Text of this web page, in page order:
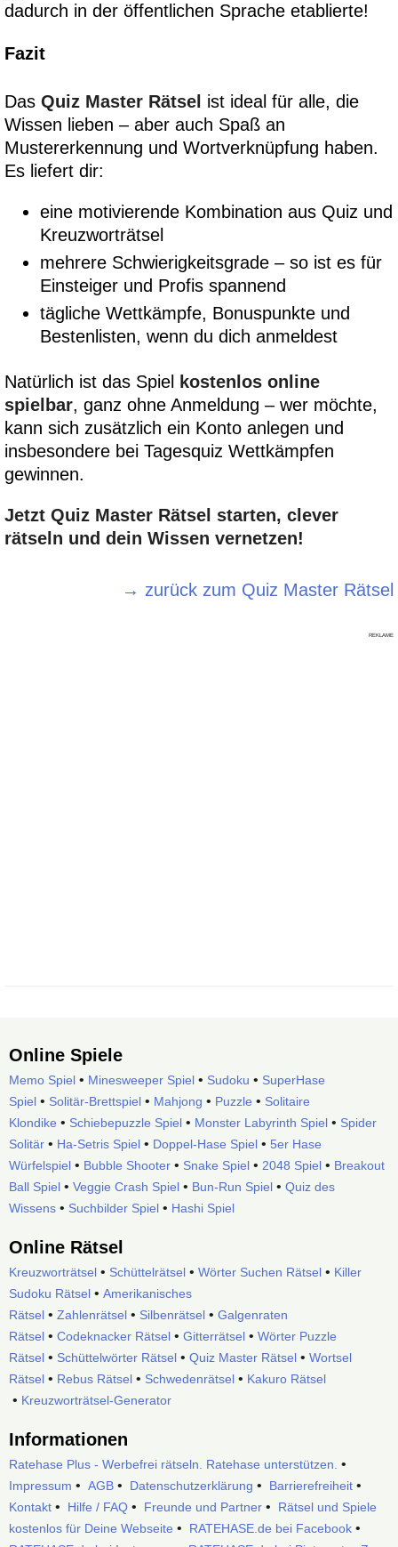
dadurch in der öffentlichen Sprache etablierte!
Fazit
Das Quiz Master Rätsel ist ideal für alle, die
Wissen lieben – aber auch Spaß an
Mustererkennung und Wortverknüpfung haben.
Es liefert dir:
eine motivierende Kombination aus Quiz und
Kreuzworträtsel
mehrere Schwierigkeitsgrade – so ist es für
Einsteiger und Profis spannend
tägliche Wettkämpfe, Bonuspunkte und
Bestenlisten, wenn du dich anmeldest
Natürlich ist das Spiel kostenlos online
spielbar, ganz ohne Anmeldung – wer möchte,
kann sich zusätzlich ein Konto anlegen und
insbesondere bei Tagesquiz Wettkämpfen
gewinnen.
Jetzt Quiz Master Rätsel starten, clever
rätseln und dein Wissen vernetzen!
→ zurück zum Quiz Master Rätsel
REKLAME
Online Spiele
Memo Spiel • Minesweeper Spiel • Sudoku • SuperHase
Spiel • Solitär-Brettspiel • Mahjong • Puzzle • Solitaire
Klondike • Schiebepuzzle Spiel • Monster Labyrinth Spiel • Spider
Solitär • Ha-Setris Spiel • Doppel-Hase Spiel • 5er Hase
Würfelspiel • Bubble Shooter • Snake Spiel • 2048 Spiel • Breakout
Ball Spiel • Veggie Crash Spiel • Bun-Run Spiel • Quiz des
Wissens • Suchbilder Spiel • Hashi Spiel
Online Rätsel
Kreuzworträtsel • Schüttelrätsel • Wörter Suchen Rätsel • Killer
Sudoku Rätsel • Amerikanisches
Rätsel • Zahlenrätsel • Silbenrätsel • Galgenraten
Rätsel • Codeknacker Rätsel • Gitterrätsel • Wörter Puzzle
Rätsel • Schüttelwörter Rätsel • Quiz Master Rätsel • Wortsel
Rätsel • Rebus Rätsel • Schwedenrätsel • Kakuro Rätsel
• Kreuzworträtsel-Generator
Informationen
Ratehase Plus - Werbefrei rätseln. Ratehase unterstützen. •
Impressum • AGB • Datenschutzerklärung • Barrierefreiheit •
Kontakt • Hilfe / FAQ • Freunde und Partner • Rätsel und Spiele
kostenlos für Deine Webseite • RATEHASE.de bei Facebook •